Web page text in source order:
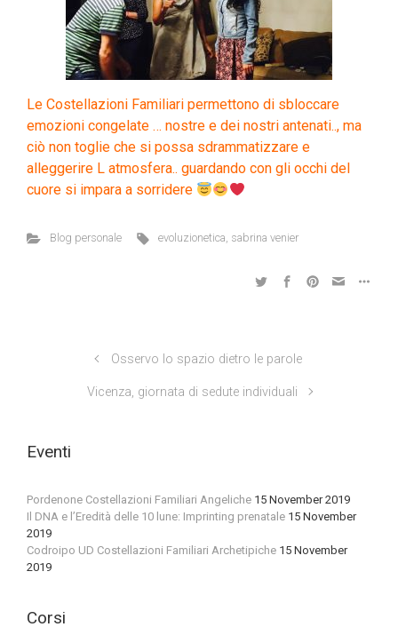
Le Costellazioni Familiari permettono di sbloccare
emozioni congelate … nostre e dei nostri antenati.., ma
ciò non toglie che si possa sdrammatizzare e
alleggerire L atmosfera.. guardando con gli occhi del
cuore si impara a sorridere
Blog personale evoluzionetica, sabrina venier
Osservo lo spazio dietro le parole
Vicenza, giornata di sedute individuali
Eventi
Pordenone Costellazioni Familiari Angeliche 15 November 2019
Il DNA e l’Eredità delle 10 lune: Imprinting prenatale 15 November
2019
Codroipo UD Costellazioni Familiari Archetipiche 15 November
2019
Corsi